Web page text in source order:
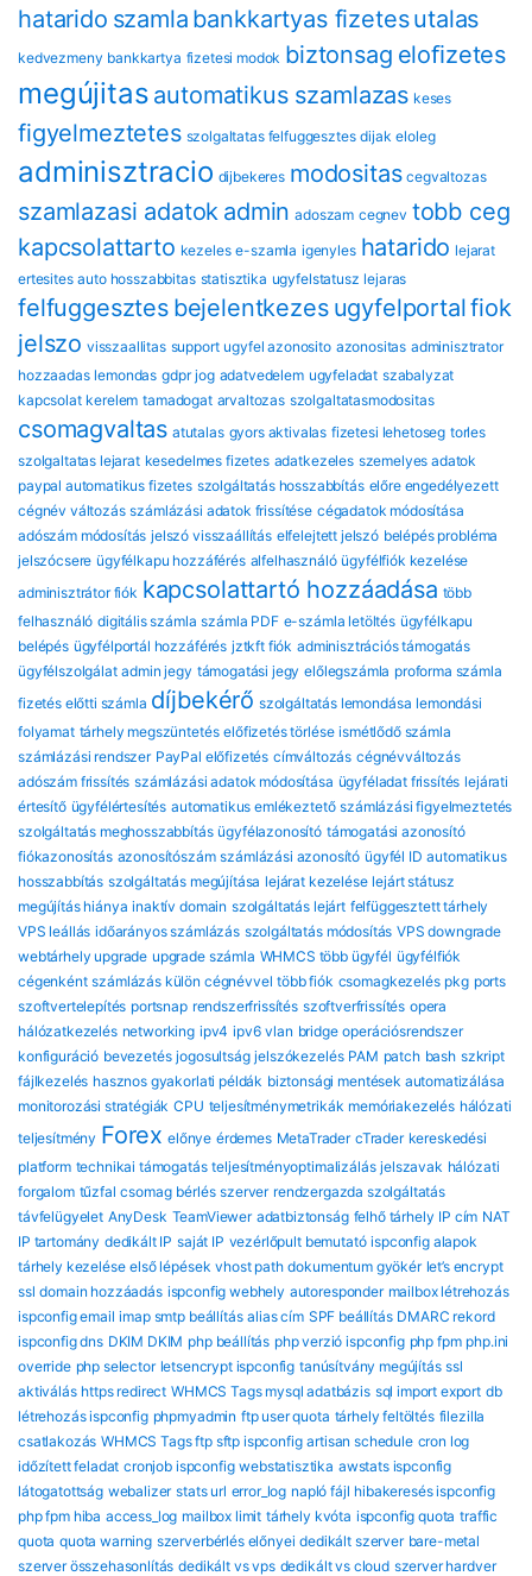
hatarido szamla bankkartyas fizetesutalas
kedvezmeny bankkartya fizetesi modok biztonsag eloﬁzetes
megújitas automatikus szamlazas keses
figyelmeztetes szolgaltatas felfuggesztes dijak eloleg
adminisztracio dijbekeres modositas cegvaltozas
szamlazasi adatok admin adoszam cegnev tobb ceg
kapcsolattarto kezeles e-szamla igenyles hatarido lejarat
ertesites auto hosszabbitas statisztika ugyfelstatusz lejaras
felfuggesztes bejelentkezes ugyfelportalfiok
jelszo visszaallitas support ugyfel azonosito azonositas adminisztrator
hozzaadas lemondas gdpr jog adatvedelem ugyfeladat szabalyzat
kapcsolat kerelem tamadogat arvaltozas szolgaltatasmodositas
csomagvaltas atutalas gyors aktivalas fizetesi lehetoseg torles
szolgaltatas lejarat kesedelmes fizetes adatkezeles szemelyes adatok
paypal automatikus fizetes szolgáltatás hosszabbítás előre engedélyezett
cégnév változás számlázási adatok frissítése cégadatok módosítása
adószám módosítás jelszó visszaállítás elfelejtett jelszó belépés probléma
jelszócsere ügyfélkapu hozzáférés alfelhasználó ügyfélfiók kezelése
adminisztrátor fiók kapcsolattartó hozzáadása több
felhasználó digitális számla számla PDF e-számla letöltés ügyfélkapu
belépés ügyfélportál hozzáférés jztkft fiók adminisztrációs támogatás
ügyfélszolgálat admin jegy támogatási jegy előlegszámla proforma számla
fizetés előtti számla díjbekérő szolgáltatás lemondása lemondási
folyamat tárhely megszüntetés előfizetés törlése ismétlődő számla
számlázási rendszer PayPal előfizetés címváltozás cégnévváltozás
adószám frissítés számlázási adatok módosítása ügyféladat frissítés lejárati
értesítő ügyfélértesítés automatikus emlékeztető számlázási figyelmeztetés
szolgáltatás meghosszabbítás ügyfélazonosító támogatási azonosító
fiókazonosítás azonosítószám számlázási azonosító ügyfél ID automatikus
hosszabbítás szolgáltatás megújítása lejárat kezelése lejárt státusz
megújítás hiánya inaktív domain szolgáltatás lejárt felfüggesztett tárhely
VPS leállás időarányos számlázás szolgáltatás módosítás VPS downgrade
webtárhely upgrade upgrade számla WHMCS több ügyfél ügyfélfiók
cégenként számlázás külön cégnévvel több fiók csomagkezelés pkg ports
szoftvertelepítés portsnap rendszerfrissítés szoftverfrissítés opera
hálózatkezelés networking ipv4 ipv6 vlan bridge operációsrendszer
konfiguráció bevezetés jogosultság jelszókezelés PAM patch bash szkript
fájlkezelés hasznos gyakorlati példák biztonsági mentések automatizálása
monitorozási stratégiák CPU teljesítménymetrikák memóriakezelés hálózati
teljesítmény Forex előnye érdemes MetaTrader cTrader kereskedési
platform technikai támogatás teljesítményoptimalizálás jelszavak hálózati
forgalom tűzfal csomag bérlés szerver rendzergazda szolgáltatás
távfelügyelet AnyDesk TeamViewer adatbiztonság felhő tárhely IP cím NAT
IP tartomány dedikált IP saját IP vezérlőpult bemutató ispconfig alapok
tárhely kezelése első lépések vhost path dokumentum gyökér let’s encrypt
ssl domain hozzáadás ispconfig webhely autoresponder mailbox létrehozás
ispconfig email imap smtp beállítás alias cím SPF beállítás DMARC rekord
ispconfig dns DKIM DKIM php beállítás php verzió ispconfig php fpm php.ini
override php selector letsencrypt ispconfig tanúsítvány megújítás ssl
aktiválás https redirect WHMCS Tags mysql adatbázis sql import export db
létrehozás ispconfig phpmyadmin ftp user quota tárhely feltöltés filezilla
csatlakozás WHMCS Tags ftp sftp ispconfig artisan schedule cron log
időzített feladat cronjob ispconfig webstatisztika awstats ispconfig
látogatottság webalizer stats url error_log napló fájl hibakeresés ispconfig
php fpm hiba access_log mailbox limit tárhely kvóta ispconfig quota traffic
quota quota warning szerverbérlés előnyei dedikált szerver bare-metal
szerver összehasonlítás dedikált vs vps dedikált vs cloud szerver hardver